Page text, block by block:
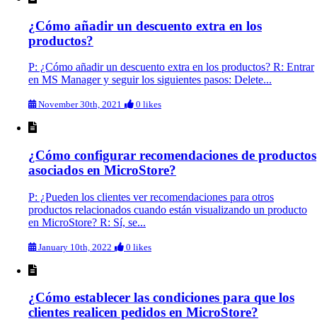
¿Cómo añadir un descuento extra en los
productos?
P: ¿Cómo añadir un descuento extra en los productos? R: Entrar
en MS Manager y seguir los siguientes pasos: Delete...
November 30th, 2021 0 likes
¿Cómo configurar recomendaciones de productos
asociados en MicroStore?
P: ¿Pueden los clientes ver recomendaciones para otros
productos relacionados cuando están visualizando un producto
en MicroStore? R: Sí, se...
January 10th, 2022 0 likes
¿Cómo establecer las condiciones para que los
clientes realicen pedidos en MicroStore?